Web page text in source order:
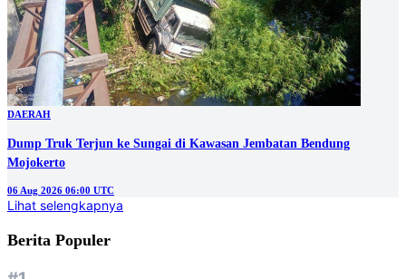
DAERAH
Dump Truk Terjun ke Sungai di Kawasan Jembatan Bendung
Mojokerto
06 Aug 2026 06:00 UTC
Lihat selengkapnya
Berita Populer